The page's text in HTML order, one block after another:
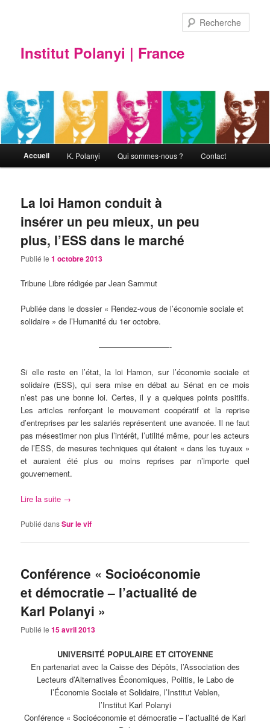
Institut Polanyi | France
Menu principal
Aller au contenu principal
Aller au contenu secondaire
Accueil K. Polanyi Qui sommes-nous ? Contact
La loi Hamon conduit à
insérer un peu mieux, un peu
plus, l’ESS dans le marché
Publié le1 octobre 2013
Tribune Libre rédigée par Jean Sammut
Publiée dans le dossier « Rendez-vous de l’économie sociale et
solidaire » de l’Humanité du 1er octobre.
—————————-
Si elle reste en l’état, la loi Hamon, sur l’économie sociale et
solidaire (ESS), qui sera mise en débat au Sénat en ce mois
n’est pas une bonne loi. Certes, il y a quelques points positifs.
Les articles renforçant le mouvement coopératif et la reprise
d’entreprises par les salariés représentent une avancée. Il ne faut
pas mésestimer non plus l’intérêt, l’utilité même, pour les acteurs
de l’ESS, de mesures techniques qui étaient « dans les tuyaux »
et auraient été plus ou moins reprises par n’importe quel
gouvernement.
Lire la suite →
Publié dansSur le vif
Conférence « Socioéconomie
et démocratie – l’actualité de
Karl Polanyi »
Publié le15 avril 2013
UNIVERSITÉ POPULAIRE ET CITOYENNE
En partenariat avec la Caisse des Dépôts, l’Association des
Lecteurs d’Alternatives Économiques, Politis, le Labo de
l’Économie Sociale et Solidaire, l’Institut Veblen,
l’Institut Karl Polanyi
Conférence « Socioéconomie et démocratie – l’actualité de Karl